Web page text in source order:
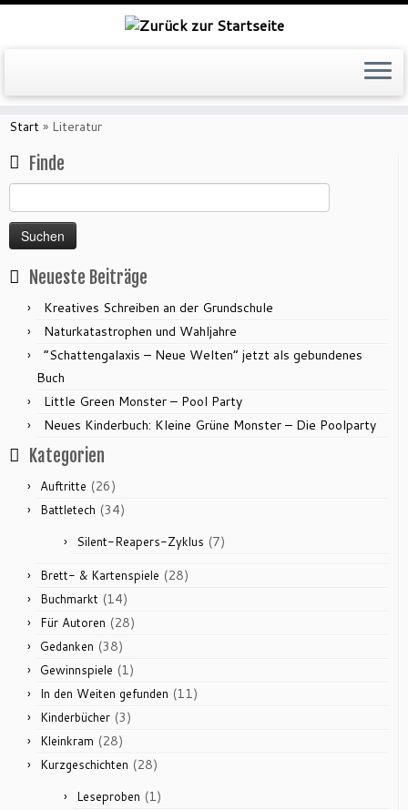
Zum
Inhalt
Start » Literatur
Finde
nach:
Neueste Beiträge
Kreatives Schreiben an der Grundschule
Naturkatastrophen und Wahljahre
“Schattengalaxis – Neue Welten” jetzt als gebundenes
Buch
Little Green Monster – Pool Party
Neues Kinderbuch: Kleine Grüne Monster – Die Poolparty
Kategorien
Auftritte (26)
Battletech (34)
Silent-Reapers-Zyklus (7)
Brett- & Kartenspiele (28)
Buchmarkt (14)
Für Autoren (28)
Gedanken (38)
Gewinnspiele (1)
In den Weiten gefunden (11)
Kinderbücher (3)
Kleinkram (28)
Kurzgeschichten (28)
Leseproben (1)